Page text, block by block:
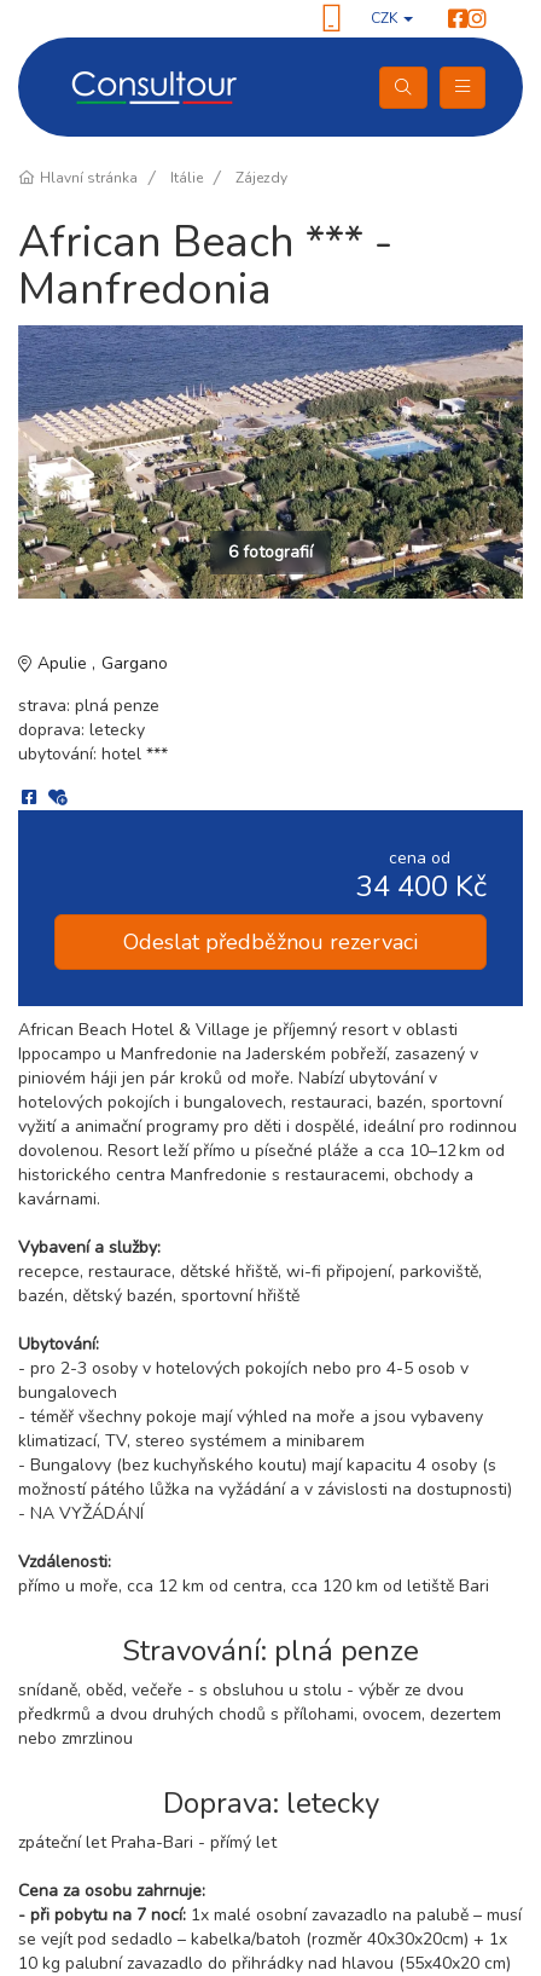
CZK
Hlavní stránka Itálie Zájezdy
African Beach *** -
Manfredonia
6 fotografií
Apulie
Gargano
strava: plná penze
doprava: letecky
ubytování: hotel ***
cena od
34 400 Kč
Odeslat předběžnou rezervaci
African Beach Hotel & Village je příjemný resort v oblasti
Ippocampo u Manfredonie na Jaderském pobřeží, zasazený v
piniovém háji jen pár kroků od moře. Nabízí ubytování v
hotelových pokojích i bungalovech, restauraci, bazén, sportovní
vyžití a animační programy pro děti i dospělé, ideální pro rodinnou
dovolenou. Resort leží přímo u písečné pláže a cca 10–12 km od
historického centra Manfredonie s restauracemi, obchody a
kavárnami.
Vybavení a služby:
recepce, restaurace, dětské hřiště, wi-fi připojení, parkoviště,
bazén, dětský bazén, sportovní hřiště
Ubytování:
- pro 2-3 osoby v hotelových pokojích nebo pro 4-5 osob v
bungalovech
- téměř všechny pokoje mají výhled na moře a jsou vybaveny
klimatizací, TV, stereo systémem a minibarem
- Bungalovy (bez kuchyňského koutu) mají kapacitu 4 osoby (s
možností pátého lůžka na vyžádání a v závislosti na dostupnosti)
- NA VYŽÁDÁNÍ
Vzdálenosti:
přímo u moře, cca 12 km od centra, cca 120 km od letiště Bari
Stravování: plná penze
snídaně, oběd, večeře - s obsluhou u stolu - výběr ze dvou
předkrmů a dvou druhých chodů s přílohami, ovocem, dezertem
nebo zmrzlinou
Doprava: letecky
zpáteční let Praha-Bari - přímý let
Cena za osobu zahrnuje:
- při pobytu na 7 nocí: 1x malé osobní zavazadlo na palubě – musí
se vejít pod sedadlo – kabelka/batoh (rozměr 40x30x20cm) + 1x
10 kg palubní zavazadlo do přihrádky nad hlavou (55x40x20 cm)